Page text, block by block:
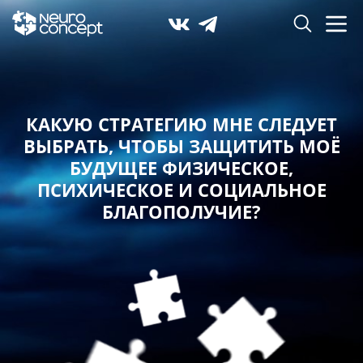
КАКУЮ СТРАТЕГИЮ МНЕ СЛЕДУЕТ
ВЫБРАТЬ,ЧТОБЫ ЗАЩИТИТЬ МОЁ
БУДУЩЕЕ ФИЗИЧЕСКОЕ,
ПСИХИЧЕСКОЕ И СОЦИАЛЬНОЕ
БЛАГОПОЛУЧИЕ?